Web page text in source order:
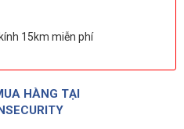
15km miễn phí
HÀNG TẠI